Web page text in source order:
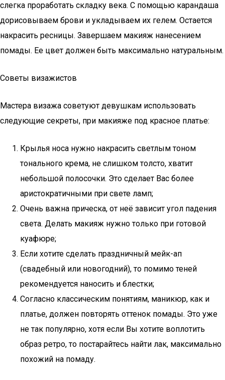
слегка проработать складку века. С помощью карандаша
дорисовываем брови и укладываем их гелем. Остается
накрасить ресницы. Завершаем макияж нанесением
помады. Ее цвет должен быть максимально натуральным.
Советы визажистов
Мастера визажа советуют девушкам использовать
следующие секреты, при макияже под красное платье:
Крылья носа нужно накрасить светлым тоном
тонального крема, не слишком толсто, хватит
небольшой полосочки. Это сделает Вас более
аристократичными при свете ламп;
Очень важна прическа, от неё зависит угол падения
света. Делать макияж нужно только при готовой
куафюре;
Если хотите сделать праздничный мейк-ап
(свадебный или новогодний), то помимо теней
рекомендуется наносить и блестки;
Согласно классическим понятиям, маникюр, как и
платье, должен повторять оттенок помады. Это уже
не так популярно, хотя если Вы хотите воплотить
образ ретро, то постарайтесь найти лак, максимально
похожий на помаду.